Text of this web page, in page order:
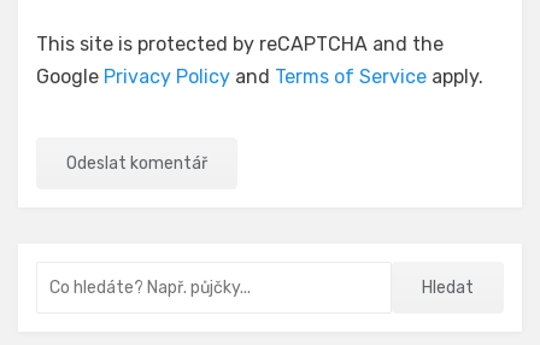
This site is protected by reCAPTCHA and the
Google Privacy Policy and Terms of Service apply.
Hledat